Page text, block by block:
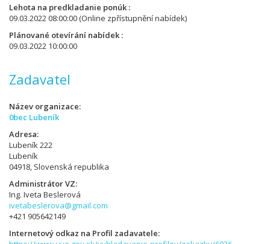
Lehota na predkladanie ponúk
09.03.2022 08:00:00(Online zpřístupnění nabídek)
Plánované otevírání nabídek
09.03.2022 10:00:00
Zadavatel
Název organizace
0bec Lubeník
Adresa
Lubeník 222
Lubeník
04918, Slovenská republika
Administrátor VZ
Ing. Iveta Beslerová
ivetabeslerova@gmail.com
+421 905642149
Internetový odkaz na Profil zadavatele